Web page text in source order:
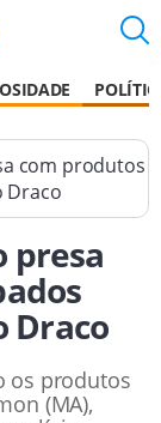
com produtos
Draco
presa
Draco
os produtos
(MA),